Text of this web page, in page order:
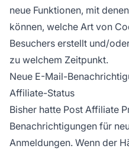
neue Funktionen, mit
können, welche Art von
Besuchers erstellt und/
zu welchem Zeitpunkt.
Neue E-Mail-
Affiliate-Status
Bisher hatte Post Affiliate
Benachrichtigungen für
Anmeldungen. Wenn der